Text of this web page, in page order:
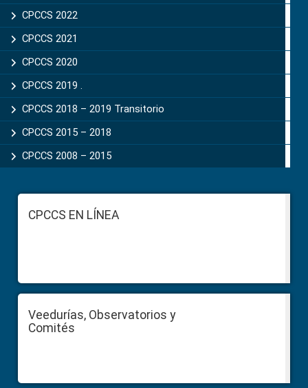
CPCCS 2022
CPCCS 2021
CPCCS 2020
CPCCS 2019 .
CPCCS 2018 – 2019 Transitorio
CPCCS 2015 – 2018
CPCCS 2008 – 2015
FooterCPCCS EN LÍNEA
Veedurías, Observatorios y
Comités